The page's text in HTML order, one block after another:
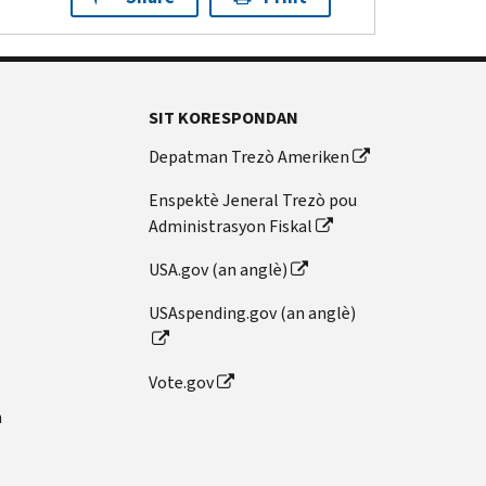
SIT KORESPONDAN
Depatman Trezò Ameriken
Enspektè Jeneral Trezò pou
Administrasyon Fiskal
USA.gov (an anglè)
USAspending.gov (an anglè)
Vote.gov